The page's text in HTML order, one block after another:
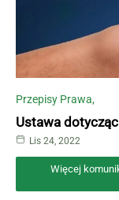
Przepisy Prawa
Ustawa
Lis 24, 2022
Więcej